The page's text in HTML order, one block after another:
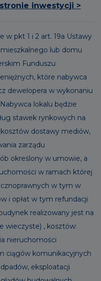
inwestycji >
w pkt 1 i 2 art. 19a Ustawy
lub domu
Funduszu
które nabywca
dewelopera w wykonaniu
lokalu będzie
stawek rynkowych na
dostawy mediów,
zarządu
określony w umowie, a
w ramach której
w tym w
i opłat w tym refundacji
realizowany jest na
wieczyste) , kosztów:
nieruchomości
ciągów komunikacyjnych
eksploatacji